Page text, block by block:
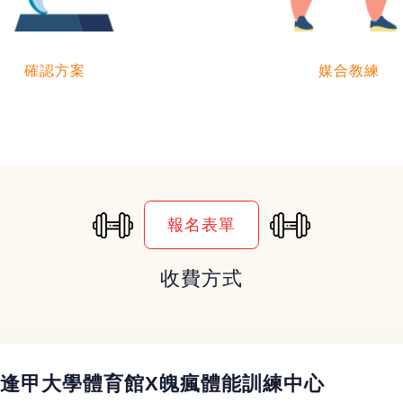
確認方案 媒合教練
報名表單
收費方式
逢甲大學體育館X魄瘋體能訓練中心